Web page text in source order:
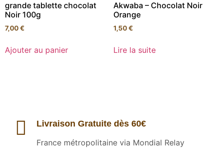
grande tablette chocolat
Noir 100g
7,00€
Ajouter au panier
Akwaba – Chocolat Noir
Orange
1,50€
Lire la suite
Livraison Gratuite dès 60€
France métropolitaine via Mondial Relay